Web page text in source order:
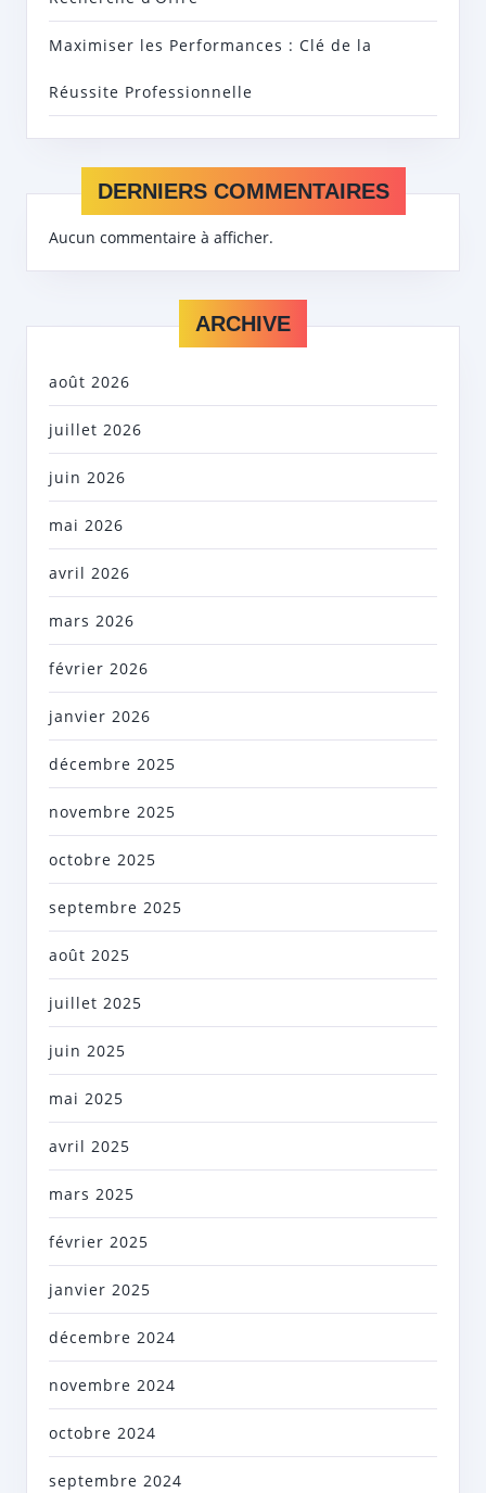
Maximiser les Performances : Clé de la
Réussite Professionnelle
DERNIERS COMMENTAIRES
Aucun commentaire à afficher.
ARCHIVE
août 2026
juillet 2026
juin 2026
mai 2026
avril 2026
mars 2026
février 2026
janvier 2026
décembre 2025
novembre 2025
octobre 2025
septembre 2025
août 2025
juillet 2025
juin 2025
mai 2025
avril 2025
mars 2025
février 2025
janvier 2025
décembre 2024
novembre 2024
octobre 2024
septembre 2024